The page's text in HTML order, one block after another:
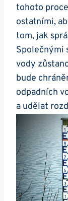
tohoto
ostatními,
tom, jak
Společnými
vody
bude
odpadních
a udělat